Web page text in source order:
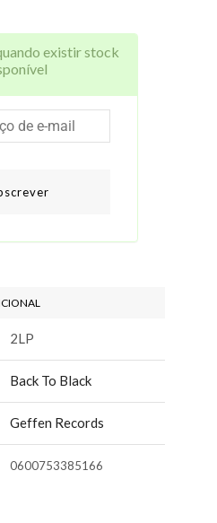
existir stock
2LP
Back To Black
Geffen Records
0600753385166